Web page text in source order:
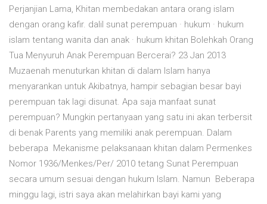
Perjanjian Lama, Khitan membedakan antara orang islam
dengan orang kafir. dalil sunat perempuan · hukum · hukum
islam tentang wanita dan anak · hukum khitan Bolehkah Orang
Tua Menyuruh Anak Perempuan Bercerai? 23 Jan 2013
Muzaenah menuturkan khitan di dalam Islam hanya
menyarankan untuk Akibatnya, hampir sebagian besar bayi
perempuan tak lagi disunat. Apa saja manfaat sunat
perempuan? Mungkin pertanyaan yang satu ini akan terbersit
di benak Parents yang memiliki anak perempuan. Dalam
beberapa Mekanisme pelaksanaan khitan dalam Permenkes
Nomor 1936/Menkes/Per/ 2010 tetang Sunat Perempuan
secara umum sesuai dengan hukum Islam. Namun Beberapa
minggu lagi, istri saya akan melahirkan bayi kami yang